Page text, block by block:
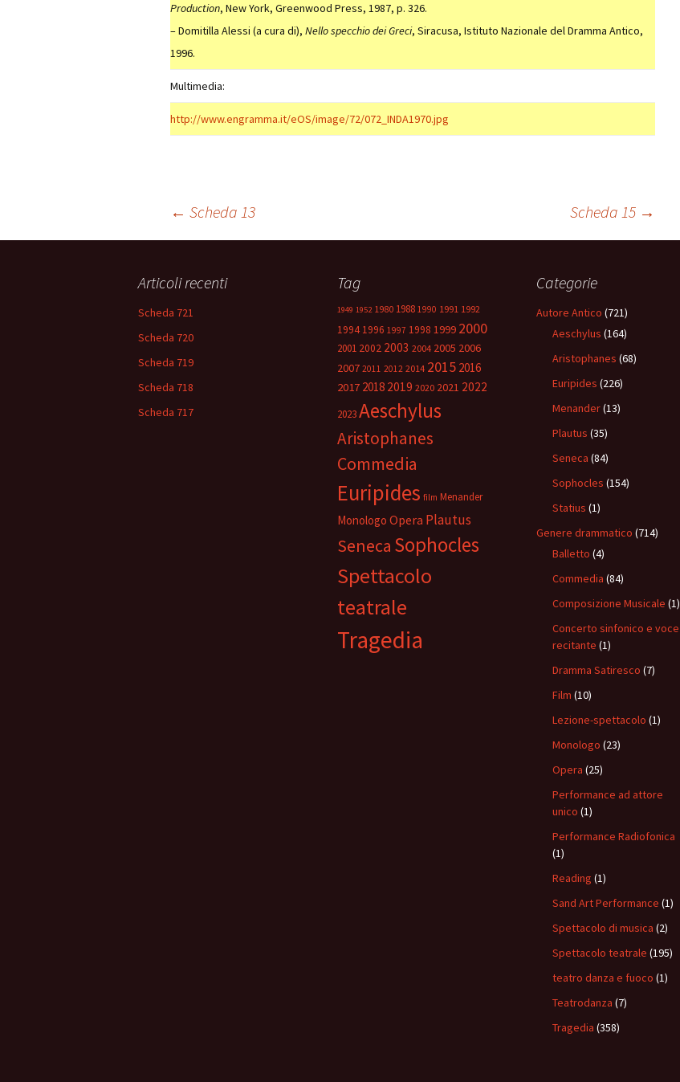
Production, New York, Greenwood Press, 1987, p. 326.
– Domitilla Alessi (a cura di), Nello specchio dei Greci, Siracusa, Istituto Nazionale del Dramma Antico,
1996.
Multimedia:
http://www.engramma.it/eOS/image/72/072_INDA1970.jpg
Navigazione
articolo
← Scheda 13 Scheda 15 →
Articoli recenti
Scheda 721
Scheda 720
Scheda 719
Scheda 718
Scheda 717
Tag
1949 1952 1980 1988 1990 1991 1992
1994 1996 1997 1998 1999 2000
2001 2002 2003 2004 2005 2006
2007 2011 2012 2014 2015 2016
2017 2018 2019 2020 2021 2022
2023Aeschylus
Aristophanes
Commedia
Euripides film Menander
Monologo Opera Plautus
Seneca Sophocles
Spettacolo
teatrale
Tragedia
Categorie
Autore Antico (721)
Aeschylus (164)
Aristophanes (68)
Euripides (226)
Menander(13)
Plautus (35)
Seneca (84)
Sophocles (154)
Statius (1)
Genere drammatico (714)
Balletto (4)
Commedia (84)
Composizione Musicale (1)
Concerto sinfonico e voce
recitante (1)
Dramma Satiresco (7)
Film (10)
Lezione-spettacolo (1)
Monologo (23)
Opera (25)
Performance ad attore
unico (1)
Performance Radiofonica
(1)
Reading (1)
Sand Art Performance (1)
Spettacolo di musica (2)
Spettacolo teatrale (195)
teatro danza e fuoco (1)
Teatrodanza (7)
Tragedia (358)